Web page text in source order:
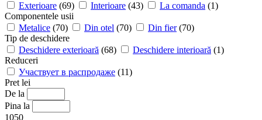
Exterioare (69) Interioare (43) La comanda (1)
Componentele usii
Metalice (70) Din otel (70) Din fier (70)
Tip de deschidere
Deschidere exterioară (68) Deschidere interioară (1)
Reduceri
Участвует в распродаже (11)
Pret lei
De la
Pina la
1050